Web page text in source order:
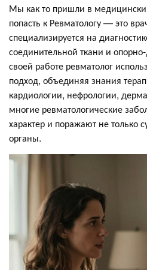
Мы как то пришли в
попасть к Ревматологу — это
специализируется на
соединительной ткани и
своей работе ревматолог
подход, объединяя знания
кардиологии, нефрологии,
многие ревматологические
характер и поражают не только
органы.